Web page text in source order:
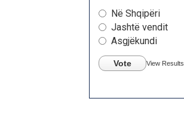
Në Shqipëri
Jashtë vendit
Asgjëkundi
Vote View Results